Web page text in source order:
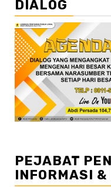
DIALOG
PEJABAT
INFORMASI &